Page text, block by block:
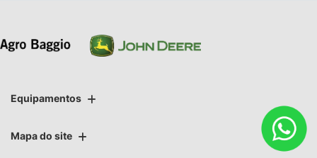
Equipamentos
Mapa do site